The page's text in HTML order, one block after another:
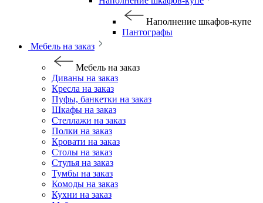
Наполнение шкафов-купе
Пантографы
Мебель на заказ
Мебель на заказ
Диваны на заказ
Кресла на заказ
Пуфы, банкетки на заказ
Шкафы на заказ
Стеллажи на заказ
Полки на заказ
Кровати на заказ
Столы на заказ
Стулья на заказ
Тумбы на заказ
Комоды на заказ
Кухни на заказ